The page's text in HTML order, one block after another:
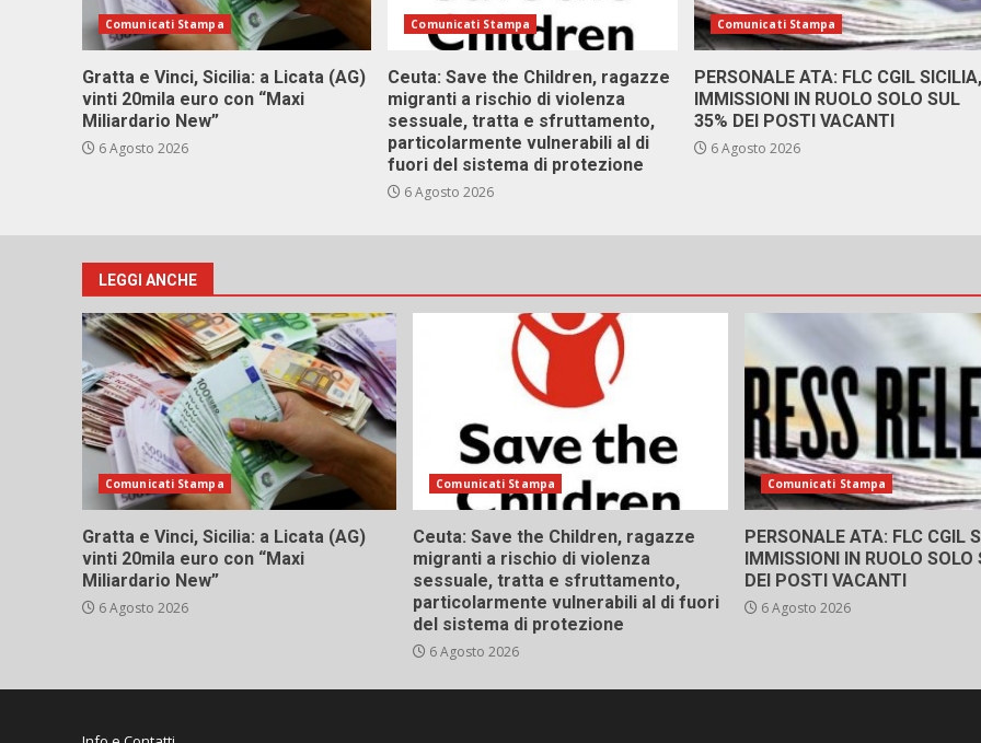
Comunicati Stampa
Gratta e Vinci, Sicilia: a Licata (AG)
vinti 20mila euro con “Maxi
Miliardario New”
6 Agosto 2026
Comunicati Stampa
Ceuta: Save the Children, ragazze
migranti a rischio di violenza
sessuale, tratta e sfruttamento,
particolarmente vulnerabili al di
fuori del sistema di protezione
6 Agosto 2026
Comunicati Stampa
PERSONALE ATA: FLC CGIL SICILIA,
IMMISSIONI IN RUOLO SOLO SUL
35% DEI POSTI VACANTI
6 Agosto 2026
LEGGI ANCHE
Comunicati Stampa
Gratta e Vinci, Sicilia: a Licata (AG)
vinti 20mila euro con “Maxi
Miliardario New”
6 Agosto 2026
Comunicati Stampa
Ceuta: Save the Children, ragazze
migranti a rischio di violenza
sessuale, tratta e sfruttamento,
particolarmente vulnerabili al di fuori
del sistema di protezione
6 Agosto 2026
Comunicati Stampa
PERSONALE ATA: FLC CGIL
IMMISSIONI IN RUOLO SOLO
DEI POSTI VACANTI
6 Agosto 2026